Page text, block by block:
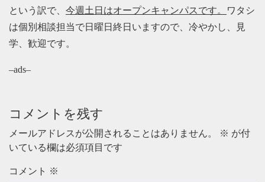
という訳で、 今週土日はオープンキャンパスです。
ワタシ
は個別相談担当で日曜日終日いますので、冷やかし、見
学、歓迎です。
–ads–
コメントを残す
メールアドレスが公開されることはありません。 ※ が付
いている欄は必須項目です
コメント ※